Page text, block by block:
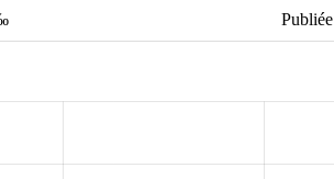
Publiée